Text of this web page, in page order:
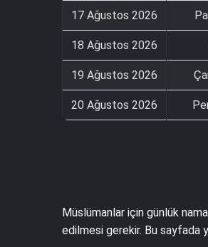
17 Ağustos 2026
18 Ağustos 2026
19 Ağustos 2026
20 Ağustos 2026
Müslümanlar için günlük
edilmesi gerekir. Bu sayfada